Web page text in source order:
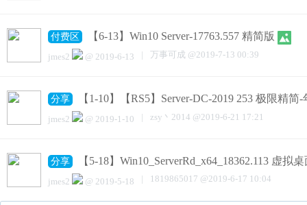
付费区 【6-13】Win10 Server-17763.557 精简版
jmes2 @ 2019-6-13 | 万事可成 @2019-7-13 00:39
分享 【1-10】【RS5】Server-DC-2019 253 极限精简
jmes2 @ 2019-1-10 | zsy丶2014 @2019-6-21 17:21
分享 【5-18】Win10_ServerRd_x64_18362.113 虚拟
jmes2 @ 2019-5-18 | 1819865017 @2019-6-17 10:04